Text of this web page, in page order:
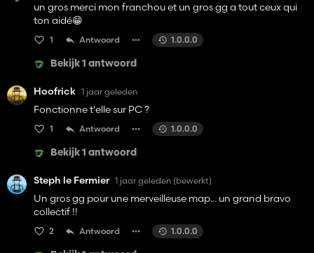
un gros merci mon franchou et un gros gg a tout ceux qui
ton aidé😁
1 Antwoord 1.0.0.0
Bekijk 1 antwoord
Hoofrick 1 jaar geleden
Fonctionne t'elle sur PC ?
1 Antwoord 1.0.0.0
Bekijk 1 antwoord
Steph le Fermier 1 jaar geleden (bewerkt)
Un gros gg pour une merveilleuse map... un grand bravo
collectif !!
2 Antwoord 1.0.0.0